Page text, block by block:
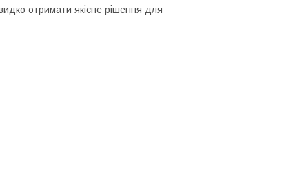
отримати якісне рішення для